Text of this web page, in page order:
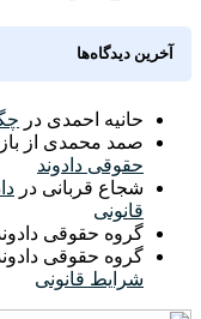
آخرین دیدگاه‌ها
حانیه احمدی در
صمد محمدی از
حقوقی دادوند
شجاع قربانی در
قانونی
گروه حقوقی
گروه حقوقی
شرایط قانونی